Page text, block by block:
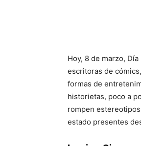
Hoy, 8 de marzo,
escritoras de
formas de
historietas, poco a
rompen
estado presentes